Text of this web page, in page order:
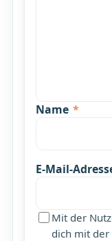
Name *
E-Mail-
Mit der
dich mit der